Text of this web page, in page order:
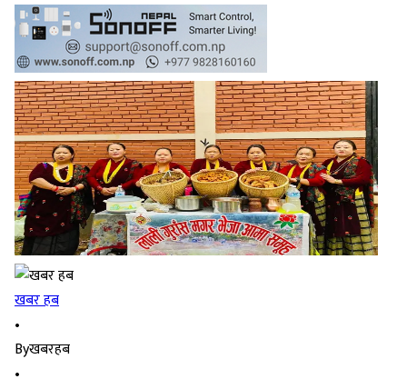
खबर हब
•
Byखबरहब